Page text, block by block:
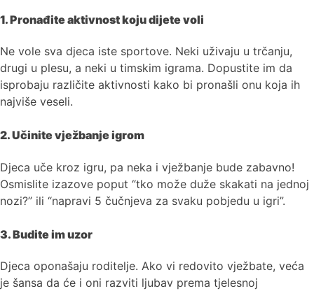
1. Pronađite aktivnost koju dijete voli
Ne vole sva djeca iste sportove. Neki uživaju u trčanju,
drugi u plesu, a neki u timskim igrama. Dopustite im da
isprobaju različite aktivnosti kako bi pronašli onu koja ih
najviše veseli.
2. Učinite vježbanje igrom
Djeca uče kroz igru, pa neka i vježbanje bude zabavno!
Osmislite izazove poput “tko može duže skakati na jednoj
nozi?” ili “napravi 5 čučnjeva za svaku pobjedu u igri”.
3. Budite im uzor
Djeca oponašaju roditelje. Ako vi redovito vježbate, veća
je šansa da će i oni razviti ljubav prema tjelesnoj